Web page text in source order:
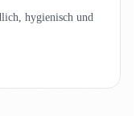
hygienisch und